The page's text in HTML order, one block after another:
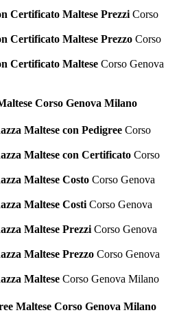
Certificato Maltese Prezzi Corso
Certificato Maltese Prezzo Corso
Certificato Maltese Corso Genova
Corso Genova Milano
Maltese con Pedigree Corso
Maltese con Certificato Corso
Maltese Costo Corso Genova
Maltese CostiCorso Genova
Maltese PrezziCorso Genova
Maltese Prezzo Corso Genova
Maltese Corso Genova Milano
Maltese Corso Genova Milano